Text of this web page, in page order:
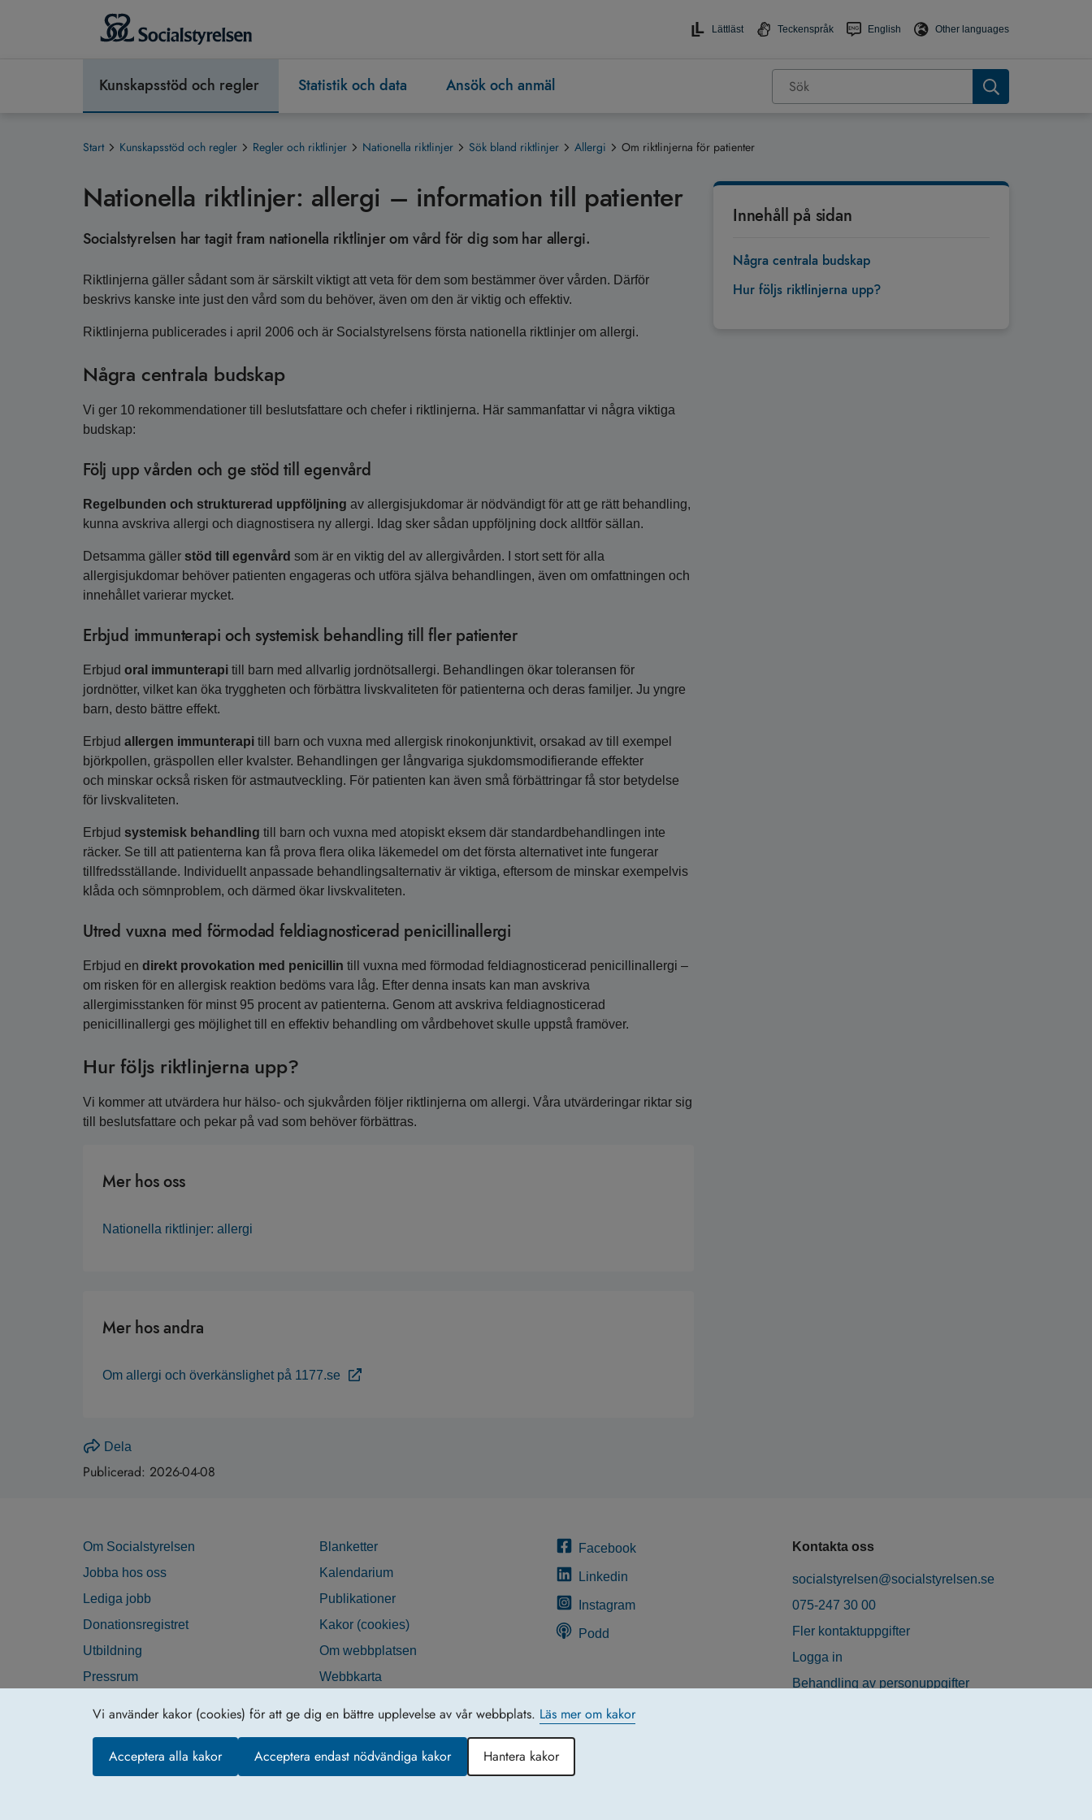
Vi använder kakor (cookies) för att ge dig en bättre upplevelse av vår webbplats. Läs mer om kakor
Acceptera alla kakor Acceptera endast nödvändiga kakor Hantera kakor
Lättläst Teckenspråk English Other languages
Kunskapsstöd och regler Statistik och data Ansök och anmäl
Start Kunskapsstöd och regler Regler och riktlinjer Nationella riktlinjer Sök bland riktlinjer Allergi Om riktlinjerna för patienter
Innehåll på sidan
Några centrala budskap
Hur följs riktlinjerna upp?
Nationella riktlinjer: allergi – information till patienter
Socialstyrelsen har tagit fram nationella riktlinjer om vård för dig som har allergi.
Riktlinjerna gäller sådant som är särskilt viktigt att veta för dem som bestämmer över vården. Därför
beskrivs kanske inte just den vård som du behöver, även om den är viktig och effektiv.
Riktlinjerna publicerades i april 2006 och är Socialstyrelsens första nationella riktlinjer om allergi.
Några centrala budskap
Vi ger 10 rekommendationer till beslutsfattare och chefer i riktlinjerna. Här sammanfattar vi några viktiga
budskap:
Följ upp vården och ge stöd till egenvård
Regelbunden och strukturerad uppföljning av allergisjukdomar är nödvändigt för att ge rätt behandling,
kunna avskriva allergi och diagnostisera ny allergi. Idag sker sådan uppföljning dock alltför sällan.
Detsamma gäller stöd till egenvård som är en viktig del av allergivården. I stort sett för alla
allergisjukdomar behöver patienten engageras och utföra själva behandlingen, även om omfattningen och
innehållet varierar mycket.
Erbjud immunterapi och systemisk behandling till fler patienter
Erbjud oral immunterapi till barn med allvarlig jordnötsallergi. Behandlingen ökar toleransen för
jordnötter, vilket kan öka tryggheten och förbättra livskvaliteten för patienterna och deras familjer. Ju yngre
barn, desto bättre effekt.
Erbjud allergen immunterapi till barn och vuxna med allergisk rinokonjunktivit, orsakad av till exempel
björkpollen, gräspollen eller kvalster. Behandlingen ger långvariga sjukdomsmodifierande effekter
och minskar också risken för astmautveckling. För patienten kan även små förbättringar få stor betydelse
för livskvaliteten.
Erbjud systemisk behandling till barn och vuxna med atopiskt eksem där standardbehandlingen inte
räcker. Se till att patienterna kan få prova flera olika läkemedel om det första alternativet inte fungerar
tillfredsställande. Individuellt anpassade behandlingsalternativ är viktiga, eftersom de minskar exempelvis
klåda och sömnproblem, och därmed ökar livskvaliteten.
Utred vuxna med förmodad feldiagnosticerad penicillinallergi
Erbjud en direkt provokation med penicillin till vuxna med förmodad feldiagnosticerad penicillinallergi –
om risken för en allergisk reaktion bedöms vara låg. Efter denna insats kan man avskriva
allergimisstanken för minst 95 procent av patienterna. Genom att avskriva feldiagnosticerad
penicillinallergi ges möjlighet till en effektiv behandling om vårdbehovet skulle uppstå framöver.
Hur följs riktlinjerna upp?
Vi kommer att utvärdera hur hälso- och sjukvården följer riktlinjerna om allergi. Våra utvärderingar riktar sig
till beslutsfattare och pekar på vad som behöver förbättras.
Mer hos oss
Nationella riktlinjer: allergi
Mer hos andra
Om allergi och överkänslighet på 1177.se
Dela
Publicerad: 2026-04-08
Om Socialstyrelsen
Jobba hos oss
Lediga jobb
Donationsregistret
Utbildning
Pressrum
Blanketter
Kalendarium
Publikationer
Kakor (cookies)
Om webbplatsen
Webbkarta
Facebook
Linkedin
Instagram
Podd
Kontakta oss
socialstyrelsen@socialstyrelsen.se
075-247 30 00
Fler kontaktuppgifter
Logga in
Behandling av personuppgifter